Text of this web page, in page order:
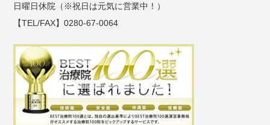
日曜日休院（※祝日は元気に営業中！）
【TEL/FAX】0280-67-0064